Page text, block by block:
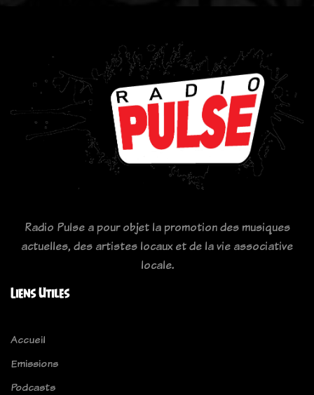
Radio Pulse a pour objet la promotion des musiques
actuelles, des artistes locaux et de la vie associative
locale.
Liens Utiles
Accueil
Emissions
Podcasts